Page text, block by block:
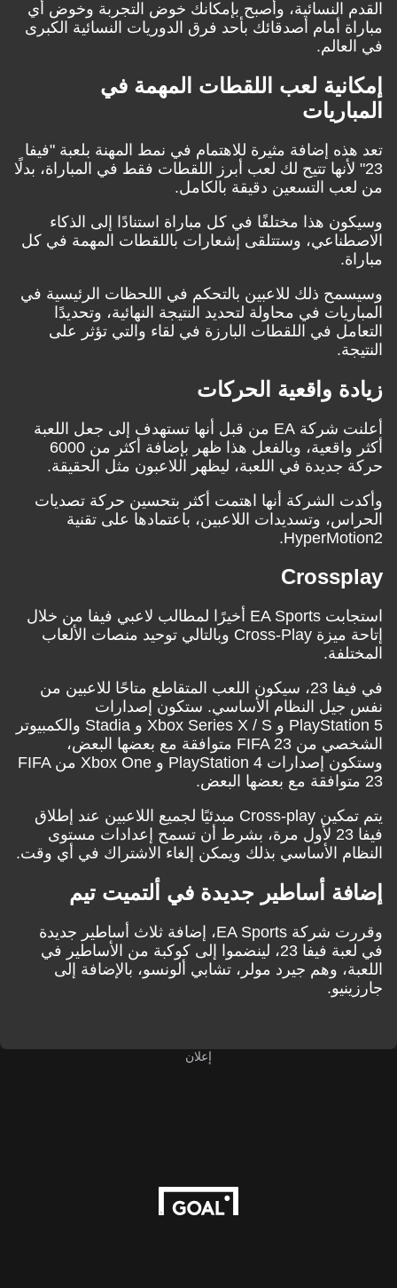
القدم النسائية، وأصبح بإمكانك خوض التجربة وخوض أي
مباراة أمام أصدقائك بأحد فرق الدوريات النسائية الكبرى
في العالم.
إمكانية لعب اللقطات المهمة في
المباريات
تعد هذه إضافة مثيرة للاهتمام في نمط المهنة بلعبة "فيفا
23" لأنها تتيح لك لعب أبرز اللقطات فقط في المباراة، بدلًا
من لعب التسعين دقيقة بالكامل.
وسيكون هذا مختلفًا في كل مباراة استنادًا إلى الذكاء
الاصطناعي، وستتلقى إشعارات باللقطات المهمة في كل
مباراة.
وسيسمح ذلك للاعبين بالتحكم في اللحظات الرئيسية في
المباريات في محاولة لتحديد النتيجة النهائية، وتحديدًا
التعامل في اللقطات البارزة في لقاء والتي تؤثر على
النتيجة.
زيادة واقعية الحركات
أعلنت شركة EA من قبل أنها تستهدف إلى جعل اللعبة
أكثر واقعية، وبالفعل هذا ظهر بإضافة أكثر من 6000
حركة جديدة في اللعبة، ليظهر اللاعبون مثل الحقيقة.
وأكدت الشركة أنها اهتمت أكثر بتحسين حركة تصديات
الحراس، وتسديدات اللاعبين، باعتمادها على تقنية
HyperMotion2.
Crossplay
استجابت EA Sports أخيرًا لمطالب لاعبي فيفا من خلال
إتاحة ميزة Cross-Play وبالتالي توحيد منصات الألعاب
المختلفة.
في فيفا 23، سيكون اللعب المتقاطع متاحًا للاعبين من
نفس جيل النظام الأساسي. ستكون إصدارات
PlayStation 5 و Xbox Series X / S و Stadia والكمبيوتر
الشخصي من FIFA 23 متوافقة مع بعضها البعض،
وستكون إصدارات PlayStation 4 و Xbox One من FIFA
23 متوافقة مع بعضها البعض.
يتم تمكين Cross-play مبدئيًا لجميع اللاعبين عند إطلاق
فيفا 23 لأول مرة، بشرط أن تسمح إعدادات مستوى
النظام الأساسي بذلك ويمكن إلغاء الاشتراك في أي وقت.
إضافة أساطير جديدة في ألتميت تيم
وقررت شركة EA Sports، إضافة ثلاث أساطير جديدة
في لعبة فيفا 23، لينضموا إلى كوكبة من الأساطير في
اللعبة، وهم جيرد مولر، تشابي ألونسو، بالإضافة إلى
جارزينيو.
إعلان